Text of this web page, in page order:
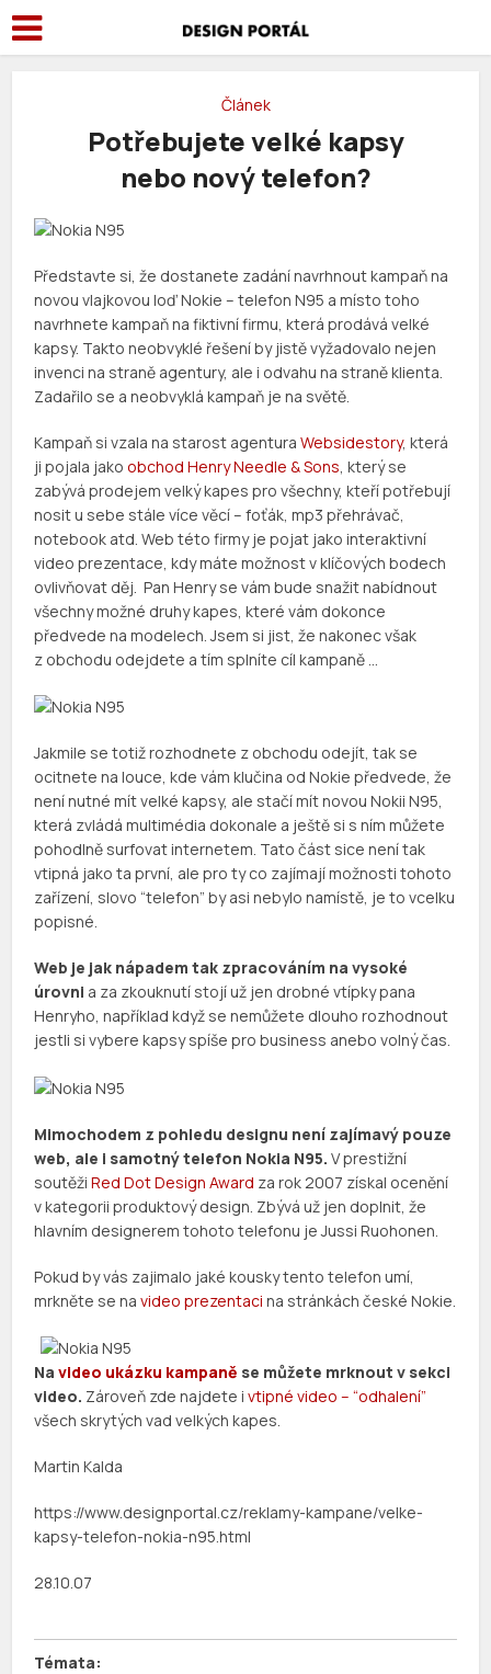
Článek
Potřebujete velké kapsy
nebo nový telefon?
Představte si, že dostanete zadání navrhnout kampaň na
novou vlajkovou loď Nokie – telefon N95 a místo toho
navrhnete kampaň na fiktivní firmu, která prodává velké
kapsy. Takto neobvyklé řešení by jistě vyžadovalo nejen
invenci na straně agentury, ale i odvahu na straně klienta.
Zadařilo se a neobvyklá kampaň je na světě.
Kampaň si vzala na starost agenturaWebsidestory, která
ji pojala jakoobchod Henry Needle & Sons, který se
zabývá prodejem velký kapes pro všechny, kteří potřebují
nosit u sebe stále více věcí – foťák, mp3 přehrávač,
notebook atd. Web této firmy je pojat jako interaktivní
video prezentace, kdy máte možnost v klíčových bodech
ovlivňovat děj. Pan Henry se vám bude snažit nabídnout
všechny možné druhy kapes, které vám dokonce
předvede na modelech. Jsem si jist, že nakonec však
z obchodu odejdete a tím splníte cíl kampaně …
Jakmile se totiž rozhodnete z obchodu odejít, tak se
ocitnete na louce, kde vám klučina od Nokie předvede, že
není nutné mít velké kapsy, ale stačí mít novou Nokii N95,
která zvládá multimédia dokonale a ještě si s ním můžete
pohodlně surfovat internetem. Tato část sice není tak
vtipná jako ta první, ale pro ty co zajímají možnosti tohoto
zařízení, slovo “telefon” by asi nebylo namístě, je to vcelku
popisné.
Web je jak nápadem tak zpracováním na vysoké
úrovni a za zkouknutí stojí už jen drobné vtípky pana
Henryho, například když se nemůžete dlouho rozhodnout
jestli si vybere kapsy spíše pro business anebo volný čas.
Mimochodem z pohledu designu není zajímavý pouze
web, ale i samotný telefon Nokia N95. V prestižní
soutěžiRed Dot Design Award za rok 2007 získal ocenění
v kategorii produktový design. Zbývá už jen doplnit, že
hlavním designerem tohoto telefonu je Jussi Ruohonen.
Pokud by vás zajimalo jaké kousky tento telefon umí,
mrkněte se navideo prezentaci na stránkách české Nokie.
Navideo ukázku kampaně se můžete mrknout v sekci
video. Zároveň zde najdete ivtipné video – “odhalení”
všech skrytých vad velkých kapes.
Martin Kalda
https://www.designportal.cz/reklamy-kampane/velke-
kapsy-telefon-nokia-n95.html
28.10.07